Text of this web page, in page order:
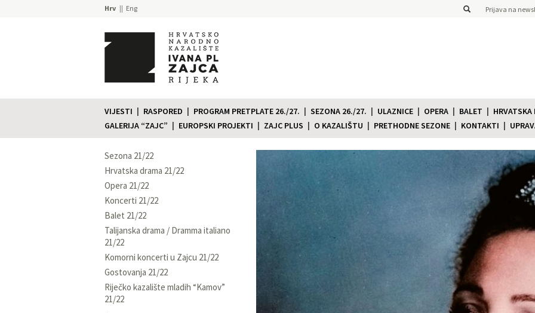
Hrv Eng Prijava na
VIJESTI RASPORED PROGRAM PRETPLATE 26./27. SEZONA 26./27. ULAZNICE OPERA BALET
HRVATSKA
GALERIJA “ZAJC”
EUROPSKI PROJEKTI ZAJC PLUS O KAZALIŠTU PRETHODNE SEZONE KONTAKTI
Sezona 21/22
Hrvatska drama 21/22
Opera 21/22
Koncerti 21/22
Balet 21/22
Talijanska drama / Dramma italiano
21/22
Komorni koncerti u Zajcu 21/22
Gostovanja 21/22
Riječko kazalište mladih “Kamov”
21/22